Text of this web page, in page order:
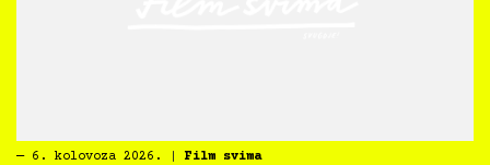
― 6. kolovoza 2026. Film svima